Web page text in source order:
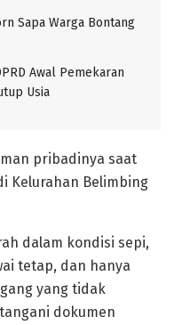
Sapa Warga Bontang
Awal Pemekaran
Usia
pribadinya saat
Kelurahan Belimbing
dalam kondisi sepi,
tetap, dan hanya
yang tidak
dokumen